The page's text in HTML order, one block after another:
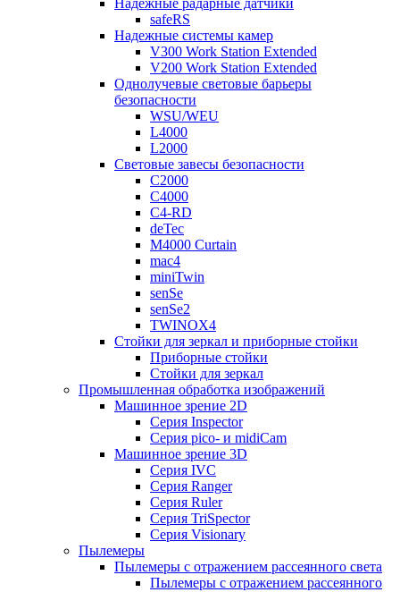
Надёжные радарные датчики
safeRS
Надежные системы камер
V300 Work Station Extended
V200 Work Station Extended
Однолучевые световые барьеры
безопасности
WSU/WEU
L4000
L2000
Световые завесы безопасности
C2000
C4000
C4-RD
deTec
M4000 Curtain
mac4
miniTwin
senSe
senSe2
TWINOX4
Стойки для зеркал и приборные стойки
Приборные стойки
Стойки для зеркал
Промышленная обработка изображений
Машинное зрение 2D
Серия Inspector
Серия pico- и midiCam
Машинное зрение 3D
Серия IVC
Серия Ranger
Серия Ruler
Серия TriSpector
Серия Visionary
Пылемеры
Пылемеры с отражением рассеянного света
Пылемеры с отражением рассеянного